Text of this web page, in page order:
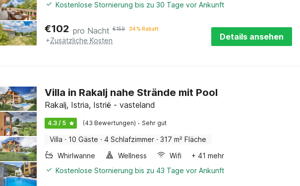
Kostenlose Stornierung bis zu 30 Tage vor Ankunft
€102 pro Nacht €159 34 % Rabatt
+Zusätzliche Kosten Details ansehen
Villa in Rakalj nahe Strände mit Pool
Rakalj, Istria, Istrië - vasteland
4.3 / 5 (43 Bewertungen) · Sehr gut
Villa · 10 Gäste · 4 Schlafzimmer · 317 m² Fläche
Whirlwanne
Wellness Wifi
+ 41 mehr
Kostenlose Stornierung bis zu 43 Tage vor Ankunft